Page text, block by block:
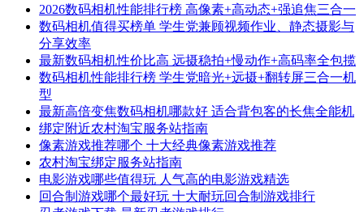
2026数码相机性能排行榜 高像素+高动态+强追焦三合一
数码相机值得买榜单 学生党兼顾视频作业、静态摄影与
分享效率
最新数码相机性价比高 远摄稳拍+慢动作+高码率全包揽
数码相机性能排行榜 学生党暗光+远摄+翻转屏三合一机
型
最新高倍变焦数码相机哪款好 适合背包客的长焦全能机
绑定附近农村淘宝服务站指南
像素游戏推荐哪个 十大经典像素游戏推荐
农村淘宝绑定服务站指南
电影游戏哪些值得玩 人气高的电影游戏精选
回合制游戏哪个最好玩 十大耐玩回合制游戏排行